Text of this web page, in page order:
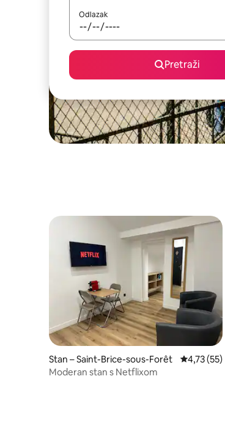
Odlazak
Pretraži
Stan – Saint-Brice-sous-Forêt Prosječna
4,73 (55)
Moderan stan s Netflixom